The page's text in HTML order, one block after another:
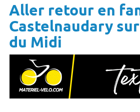
Aller retour en
Castelnaudary
du Midi